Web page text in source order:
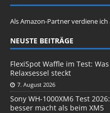
Als Amazon-Partner verdiene
NEUSTE BEITRÄGE
FlexiSpot Waffle im Test:
Relaxsessel steckt
7. August 2026
Sony WH-1000XM6 Test
besser macht als beim XM5